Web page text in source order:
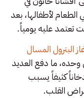
لأطفالها، بعد
تعتمد عليه يومياً.
البترول المسال
أبريل وحده، ما دفع العديد
كثيفاً يسبب
القلب.